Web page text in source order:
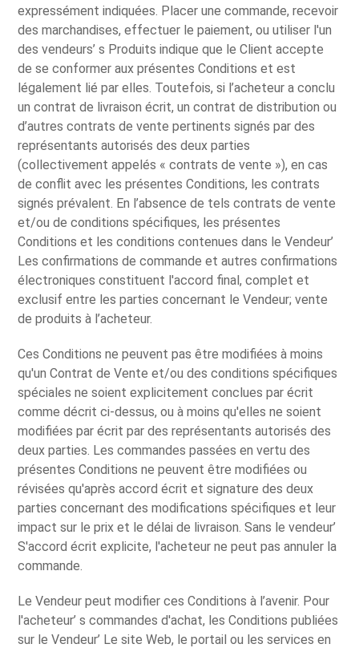
expressément indiquées. Placer une commande, recevoir
des marchandises, effectuer le paiement, ou utiliser l'un
des vendeurs’ s Produits indique que le Client accepte
de se conformer aux présentes Conditions et est
légalement lié par elles. Toutefois, si l’acheteur a conclu
un contrat de livraison écrit, un contrat de distribution ou
d’autres contrats de vente pertinents signés par des
représentants autorisés des deux parties
(collectivement appelés « contrats de vente »), en cas
de conflit avec les présentes Conditions, les contrats
signés prévalent. En l’absence de tels contrats de vente
et/ou de conditions spécifiques, les présentes
Conditions et les conditions contenues dans le Vendeur’
Les confirmations de commande et autres confirmations
électroniques constituent l'accord final, complet et
exclusif entre les parties concernant le Vendeur; vente
de produits à l’acheteur.
Ces Conditions ne peuvent pas être modifiées à moins
qu'un Contrat de Vente et/ou des conditions spécifiques
spéciales ne soient explicitement conclues par écrit
comme décrit ci-dessus, ou à moins qu'elles ne soient
modifiées par écrit par des représentants autorisés des
deux parties. Les commandes passées en vertu des
présentes Conditions ne peuvent être modifiées ou
révisées qu'après accord écrit et signature des deux
parties concernant des modifications spécifiques et leur
impact sur le prix et le délai de livraison. Sans le vendeur’
S'accord écrit explicite, l'acheteur ne peut pas annuler la
commande.
Le Vendeur peut modifier ces Conditions à l’avenir. Pour
l'acheteur’ s commandes d'achat, les Conditions publiées
sur le Vendeur’ Le site Web, le portail ou les services en